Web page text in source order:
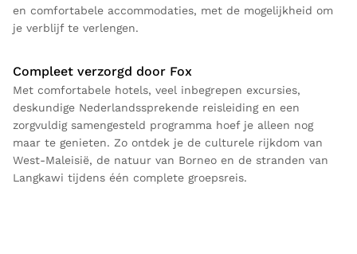
en comfortabele accommodaties, met de mogelijkheid om
je verblijf te verlengen.
Compleet verzorgd door Fox
Met comfortabele hotels, veel inbegrepen excursies,
deskundige Nederlandssprekende reisleiding en een
zorgvuldig samengesteld programma hoef je alleen nog
maar te genieten. Zo ontdek je de culturele rijkdom van
West-Maleisië, de natuur van Borneo en de stranden van
Langkawi tijdens één complete groepsreis.